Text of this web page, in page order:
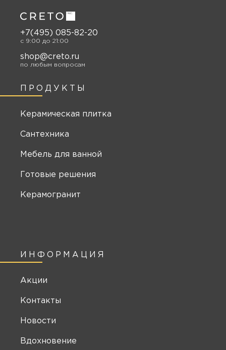
ИНФОРМАЦИЯ
Акции
Контакты
Новости
Вдохновение
ПРОДУКТЫ
Керамическая плитка
Сантехника
Мебель для ванной
Готовые решения
Керамогранит
+7(495) 085-82-20
c 9:00 до 21:00
shop@creto.ru
по любым вопросам